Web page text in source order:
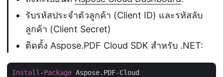
รับรหัสประจำตัวลูกค้า (Client ID) และรหัสลับ
ลูกค้า (Client Secret)
ติดตั้ง Aspose.PDF Cloud SDK สำหรับ .NET:
Install -Package